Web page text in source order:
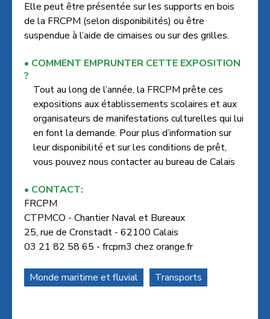
Elle peut être présentée sur les supports en bois
de la FRCPM (selon disponibilités) ou être
suspendue à l’aide de cimaises ou sur des grilles.
COMMENT EMPRUNTER CETTE EXPOSITION
?
Tout au long de l’année, la FRCPM prête ces
expositions aux établissements scolaires et aux
organisateurs de manifestations culturelles qui lui
en font la demande. Pour plus d’information sur
leur disponibilité et sur les conditions de prêt,
vous pouvez nous contacter au bureau de Calais
CONTACT:
FRCPM
CTPMCO - Chantier Naval et Bureaux
25, rue de Cronstadt - 62100 Calais
03 21 82 58 65 - frcpm3 chez orange.fr
Monde maritime et fluvial Transports